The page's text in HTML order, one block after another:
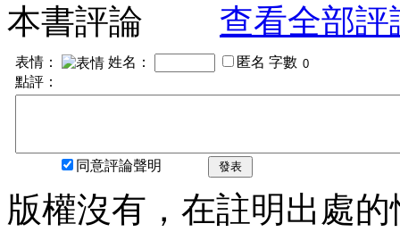
本書評論
查看全部評
表情： 姓名： 匿名 字數
點評：
同意評論聲明 發表
版權沒有，在註明出處